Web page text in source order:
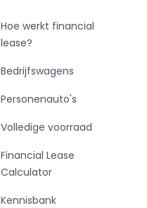
Hoe werkt financial
lease?
Bedrijfswagens
Personenauto's
Volledige voorraad
Financial Lease
Calculator
Kennisbank